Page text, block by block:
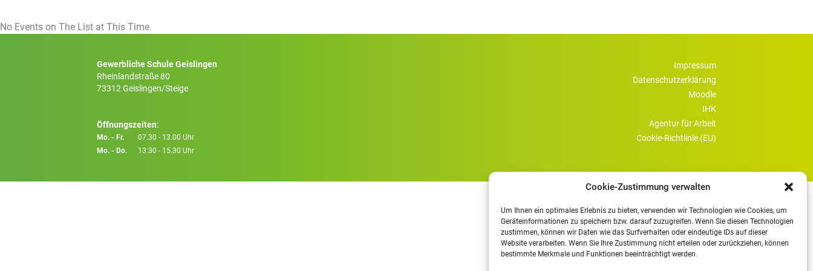
Cookie-Zustimmung verwalten
Um Ihnen ein optimales Erlebnis zu bieten, verwenden wir Technologien wie Cookies, um
Geräteinformationen zu speichern bzw. darauf zuzugreifen. Wenn Sie diesen Technologien
zustimmen, können wir Daten wie das Surfverhalten oder eindeutige IDs auf dieser
Website verarbeiten. Wenn Sie Ihre Zustimmung nicht erteilen oder zurückziehen, können
bestimmte Merkmale und Funktionen beeinträchtigt werden.
No Events on The List at This Time
Gewerbliche Schule Geislingen
Rheinlandstraße 80
73312 Geislingen/Steige
Öffnungszeiten:
Mo. - Fr.
07.30 - 13.00 Uhr
Mo. - Do.
13:30 - 15.30 Uhr
Impressum
Datenschutzerklärung
Moodle
IHK
Agentur für Arbeit
Cookie-Richtlinie (EU)